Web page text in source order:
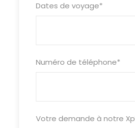
Dates de voyage*
Numéro de téléphone*
Votre demande à notre